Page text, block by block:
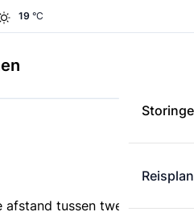
19 °C
afstand tussen twee